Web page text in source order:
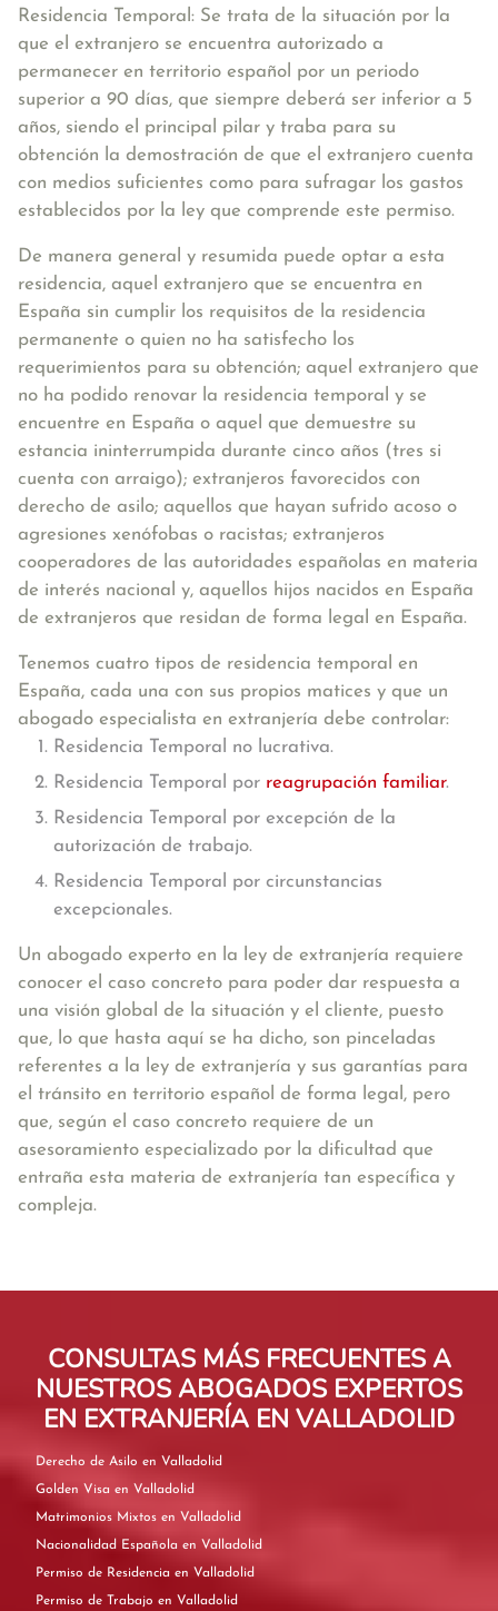
Residencia Temporal: Se trata de la situación por la
que el extranjero se encuentra autorizado a
permanecer en territorio español por un periodo
superior a 90 días, que siempre deberá ser inferior a 5
años, siendo el principal pilar y traba para su
obtención la demostración de que el extranjero cuenta
con medios suficientes como para sufragar los gastos
establecidos por la ley que comprende este permiso.
De manera general y resumida puede optar a esta
residencia, aquel extranjero que se encuentra en
España sin cumplir los requisitos de la residencia
permanente o quien no ha satisfecho los
requerimientos para su obtención; aquel extranjero que
no ha podido renovar la residencia temporal y se
encuentre en España o aquel que demuestre su
estancia ininterrumpida durante cinco años (tres si
cuenta con arraigo); extranjeros favorecidos con
derecho de asilo; aquellos que hayan sufrido acoso o
agresiones xenófobas o racistas; extranjeros
cooperadores de las autoridades españolas en materia
de interés nacional y, aquellos hijos nacidos en España
de extranjeros que residan de forma legal en España.
Tenemos cuatro tipos de residencia temporal en
España, cada una con sus propios matices y que un
abogado especialista en extranjería debe controlar:
Residencia Temporal no lucrativa.
Residencia Temporal por reagrupación familiar.
Residencia Temporal por excepción de la
autorización de trabajo.
Residencia Temporal por circunstancias
excepcionales.
Un abogado experto en la ley de extranjería requiere
conocer el caso concreto para poder dar respuesta a
una visión global de la situación y el cliente, puesto
que, lo que hasta aquí se ha dicho, son pinceladas
referentes a la ley de extranjería y sus garantías para
el tránsito en territorio español de forma legal, pero
que, según el caso concreto requiere de un
asesoramiento especializado por la dificultad que
entraña esta materia de extranjería tan específica y
compleja.
CONSULTAS MÁS FRECUENTES A
NUESTROS ABOGADOS EXPERTOS
EN EXTRANJERÍA EN VALLADOLID
Derecho de Asilo en Valladolid
Golden Visa en Valladolid
Matrimonios Mixtos en Valladolid
Nacionalidad Española en Valladolid
Permiso de Residencia en Valladolid
Permiso de Trabajo en Valladolid